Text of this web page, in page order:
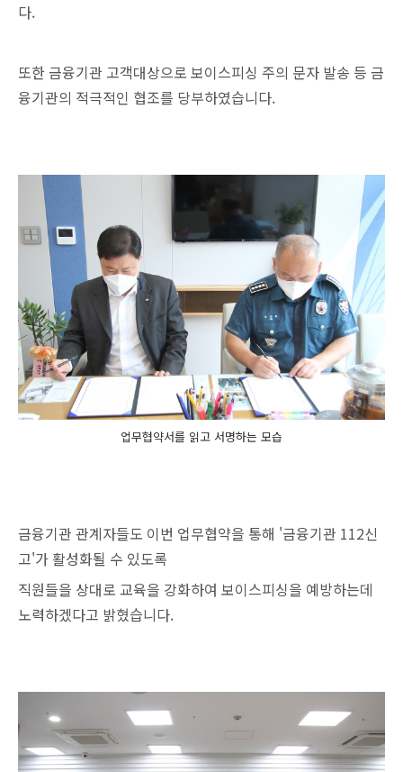
다.
또한 금융기관 고객대상으로 보이스피싱 주의 문자 발송 등 금
융기관의 적극적인 협조를 당부하였습니다.
업무협약서를 읽고 서명하는 모습
금융기관 관계자들도 이번 업무협약을 통해 '금융기관 112신
고'가 활성화될 수 있도록
직원들을 상대로 교육을 강화하여 보이스피싱을 예방하는데
노력하겠다고 밝혔습니다.